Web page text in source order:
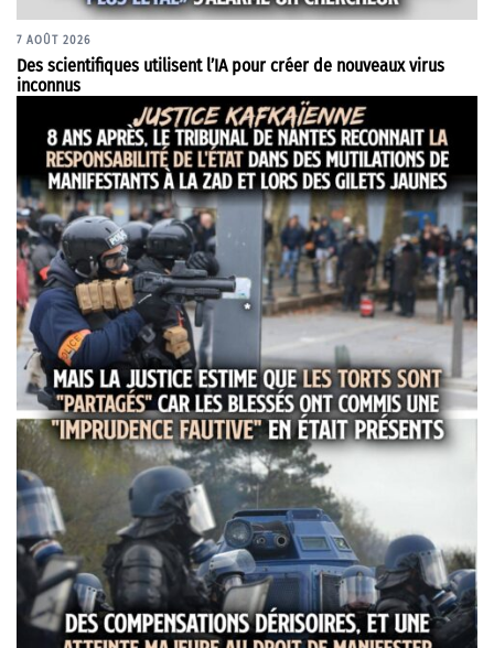
7 AOÛT 2026
Des scientifiques utilisent l’IA pour créer de nouveaux virus
inconnus